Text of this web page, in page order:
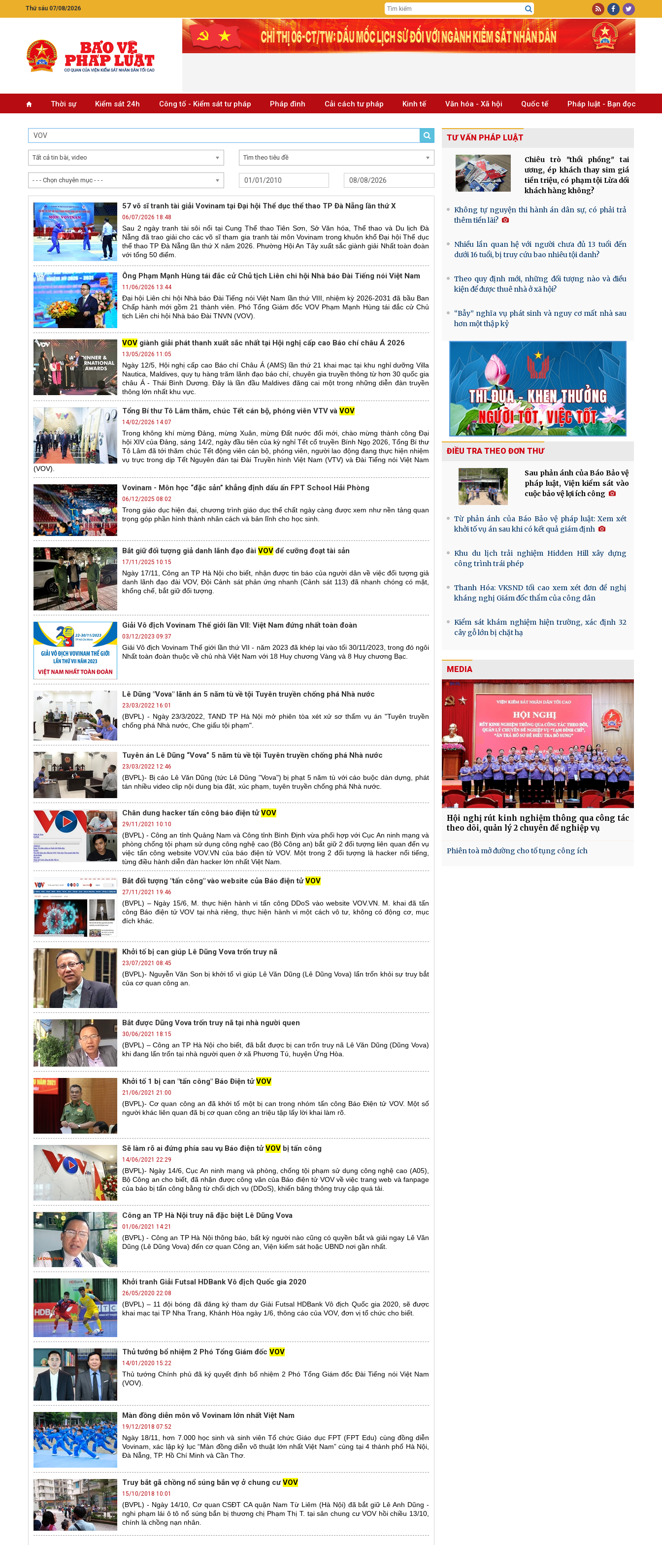
Thứ sáu 07/08/2026
Thời sự Kiểm sát 24h Công tố - Kiểm sát tư pháp Pháp đình Cải cách tư pháp Kinh tế Văn hóa - Xã hội Quốc tế Pháp luật - Bạn đọc
Tất cả tin bài, video Tìm theo tiêu đề
- - - Chọn chuyên mục - - -
57 võ sĩ tranh tài giải Vovinam tại Đại hội Thể dục thể thao TP Đà Nẵng lần thứ X
06/07/2026 18:48
Sau 2 ngày tranh tài sôi nổi tại Cung Thể thao Tiên Sơn, Sở Văn hóa, Thể thao và Du lịch Đà
Nẵng đã trao giải cho các võ sĩ tham gia tranh tài môn Vovinam trong khuôn khổ Đại hội Thể dục
thể thao TP Đà Nẵng lần thứ X năm 2026. Phường Hội An Tây xuất sắc giành giải Nhất toàn đoàn
với tổng 50 điểm.
Ông Phạm Mạnh Hùng tái đắc cử Chủ tịch Liên chi hội Nhà báo Đài Tiếng nói Việt Nam
11/06/2026 13:44
Đại hội Liên chi hội Nhà báo Đài Tiếng nói Việt Nam lần thứ VIII, nhiệm kỳ 2026-2031 đã bầu Ban
Chấp hành mới gồm 21 thành viên. Phó Tổng Giám đốc VOV Phạm Mạnh Hùng tái đắc cử Chủ
tịch Liên chi hội Nhà báo Đài TNVN (VOV).
VOV giành giải phát thanh xuất sắc nhất tại Hội nghị cấp cao Báo chí châu Á 2026
13/05/2026 11:05
Ngày 12/5, Hội nghị cấp cao Báo chí Châu Á (AMS) lần thứ 21 khai mạc tại khu nghỉ dưỡng Villa
Nautica, Maldives, quy tụ hàng trăm lãnh đạo báo chí, chuyên gia truyền thông từ hơn 30 quốc gia
châu Á - Thái Bình Dương. Đây là lần đầu Maldives đăng cai một trong những diễn đàn truyền
thông lớn nhất khu vực.
Tổng Bí thư Tô Lâm thăm, chúc Tết cán bộ, phóng viên VTV và VOV
14/02/2026 14:07
Trong không khí mừng Đảng, mừng Xuân, mừng Đất nước đổi mới, chào mừng thành công Đại
hội XIV của Đảng, sáng 14/2, ngày đầu tiên của kỳ nghỉ Tết cổ truyền Bính Ngọ 2026, Tổng Bí thư
Tô Lâm đã tới thăm chúc Tết động viên cán bộ, phóng viên, người lao động đang thực hiện nhiệm
vụ trực trong dịp Tết Nguyên đán tại Đài Truyền hình Việt Nam (VTV) và Đài Tiếng nói Việt Nam
(VOV).
Vovinam - Môn học “đặc sản” khẳng định dấu ấn FPT School Hải Phòng
06/12/2025 08:02
Trong giáo dục hiện đại, chương trình giáo dục thể chất ngày càng được xem như nền tảng quan
trọng góp phần hình thành nhân cách và bản lĩnh cho học sinh.
Bắt giữ đối tượng giả danh lãnh đạo đài VOV để cưỡng đoạt tài sản
17/11/2025 10:15
Ngày 17/11, Công an TP Hà Nội cho biết, nhận được tin báo của người dân về việc đối tượng giả
danh lãnh đạo đài VOV, Đội Cảnh sát phản ứng nhanh (Cảnh sát 113) đã nhanh chóng có mặt,
khống chế, bắt giữ đối tượng.
Giải Vô địch Vovinam Thế giới lần VII: Việt Nam đứng nhất toàn đoàn
03/12/2023 09:37
Giải Vô địch Vovinam Thế giới lần thứ VII - năm 2023 đã khép lại vào tối 30/11/2023, trong đó ngôi
Nhất toàn đoàn thuộc về chủ nhà Việt Nam với 18 Huy chương Vàng và 8 Huy chương Bạc.
Lê Dũng "Vova" lãnh án 5 năm tù về tội Tuyên truyền chống phá Nhà nước
23/03/2022 16:01
(BVPL) - Ngày 23/3/2022, TAND TP Hà Nội mở phiên tòa xét xử sơ thẩm vụ án "Tuyên truyền
chống phá Nhà nước, Che giấu tội phạm".
Tuyên án Lê Dũng “Vova” 5 năm tù về tội Tuyên truyền chống phá Nhà nước
23/03/2022 12:46
(BVPL)- Bị cáo Lê Văn Dũng (tức Lê Dũng "Vova") bị phạt 5 năm tù với cáo buộc dàn dựng, phát
tán nhiều video clip nội dung bịa đặt, xúc phạm, tuyên truyền chống phá Nhà nước.
Chân dung hacker tấn công báo điện tửVOV
29/11/2021 10:10
(BVPL) - Công an tỉnh Quảng Nam và Công tỉnh Bình Định vừa phối hợp với Cục An ninh mạng và
phòng chống tội phạm sử dụng công nghệ cao (Bộ Công an) bắt giữ 2 đối tượng liên quan đến vụ
việc tấn công website VOV.VN của báo điện tử VOV. Một trong 2 đối tượng là hacker nổi tiếng,
từng điều hành diễn đàn hacker lớn nhất Việt Nam.
Bắt đối tượng "tấn công" vào website của Báo điện tửVOV
27/11/2021 19:46
(BVPL) – Ngày 15/6, M. thực hiện hành vi tấn công DDoS vào website VOV.VN. M. khai đã tấn
công Báo điện tử VOV tại nhà riêng, thực hiện hành vi một cách vô tư, không có động cơ, mục
đích khác.
Khởi tố bị can giúp Lê Dũng Vova trốn truy nã
23/07/2021 08:45
(BVPL)- Nguyễn Văn Son bị khởi tố vì giúp Lê Văn Dũng (Lê Dũng Vova) lẩn trốn khỏi sự truy bắt
của cơ quan công an.
Bắt được Dũng Vova trốn truy nã tại nhà người quen
30/06/2021 18:15
(BVPL) – Công an TP Hà Nội cho biết, đã bắt được bị can trốn truy nã Lê Văn Dũng (Dũng Vova)
khi đang lẩn trốn tại nhà người quen ở xã Phương Tú, huyện Ứng Hòa.
Khởi tố 1 bị can "tấn công" Báo Điện tửVOV
21/06/2021 21:00
(BVPL)- Cơ quan công an đã khởi tố một bị can trong nhóm tấn công Báo Điện tử VOV. Một số
người khác liên quan đã bị cơ quan công an triệu tập lấy lời khai làm rõ.
Sẽ làm rõ ai đứng phía sau vụ Báo điện tửVOV bị tấn công
14/06/2021 22:29
(BVPL)- Ngày 14/6, Cục An ninh mạng và phòng, chống tội phạm sử dụng công nghệ cao (A05),
Bộ Công an cho biết, đã nhận được công văn của Báo điện tử VOV về việc trang web và fanpage
của báo bị tấn công bằng từ chối dịch vụ (DDoS), khiến băng thông truy cập quá tải.
Công an TP Hà Nội truy nã đặc biệt Lê Dũng Vova
01/06/2021 14:21
(BVPL) - Công an TP Hà Nội thông báo, bất kỳ người nào cũng có quyền bắt và giải ngay Lê Văn
Dũng (Lê Dũng Vova) đến cơ quan Công an, Viện kiểm sát hoặc UBND nơi gần nhất.
Khởi tranh Giải Futsal HDBank Vô địch Quốc gia 2020
26/05/2020 22:08
(BVPL) – 11 đội bóng đã đăng ký tham dự Giải Futsal HDBank Vô địch Quốc gia 2020, sẽ được
khai mạc tại TP Nha Trang, Khánh Hòa ngày 1/6, thông cáo của VOV, đơn vị tổ chức cho biết.
Thủ tướng bổ nhiệm 2 Phó Tổng Giám đốc VOV
14/01/2020 15:22
Thủ tướng Chính phủ đã ký quyết định bổ nhiệm 2 Phó Tổng Giám đốc Đài Tiếng nói Việt Nam
(VOV).
Màn đồng diễn môn võ Vovinam lớn nhất Việt Nam
19/12/2018 07:52
Ngày 18/11, hơn 7.000 học sinh và sinh viên Tổ chức Giáo dục FPT (FPT Edu) cùng đồng diễn
Vovinam, xác lập kỷ lục “Màn đồng diễn võ thuật lớn nhất Việt Nam” cùng tại 4 thành phố Hà Nội,
Đà Nẵng, TP. Hồ Chí Minh và Cần Thơ.
Truy bắt gã chồng nổ súng bắn vợ ở chung cưVOV
15/10/2018 10:01
(BVPL) - Ngày 14/10, Cơ quan CSĐT CA quận Nam Từ Liêm (Hà Nội) đã bắt giữ Lê Anh Dũng -
nghi phạm lái ô tô nổ súng bắn bị thương chị Phạm Thị T. tại sân chung cư VOV hồi chiều 13/10,
chính là chồng nạn nhân.
TƯ VẤN PHÁP LUẬT
Chiêu trò "thổi phồng" tai
ương, ép khách thay sim giá
tiền triệu, có phạm tội Lừa dối
khách hàng không?
Không tự nguyện thi hành án dân sự, có phải trả
thêm tiền lãi?
Nhiều lần quan hệ với người chưa đủ 13 tuổi đến
dưới 16 tuổi, bị truy cứu bao nhiêu tội danh?
Theo quy định mới, những đối tượng nào và điều
kiện để được thuê nhà ở xã hội?
“Bẫy” nghĩa vụ phát sinh và nguy cơ mất nhà sau
hơn một thập kỷ
ĐIỀU TRA THEO ĐƠN THƯ
Sau phản ánh của Báo Bảo vệ
pháp luật, Viện kiểm sát vào
cuộc bảo vệ lợi ích công
Từ phản ánh của Báo Bảo vệ pháp luật: Xem xét
khởi tố vụ án sau khi có kết quả giám định
Khu du lịch trải nghiệm Hidden Hill xây dựng
công trình trái phép
Thanh Hóa: VKSND tối cao xem xét đơn đề nghị
kháng nghị Giám đốc thẩm của công dân
Kiểm sát khám nghiệm hiện trường, xác định 32
cây gỗ lớn bị chặt hạ
MEDIA
Hội nghị rút kinh nghiệm thông qua công tác
theo dõi, quản lý 2 chuyên đề nghiệp vụ
Phiên toà mở đường cho tố tụng công ích